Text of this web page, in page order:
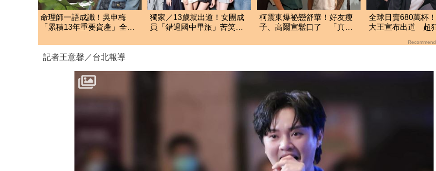
命理師一語成讖！吳申梅
「累積13年重要資產」全沒
獨家／13歲就出道！女團成
員「錯過國中畢旅」苦笑
柯震東爆祕戀舒華！好友瘦
子、高爾宣鬆口了 「真實
全球日賣680萬杯
大王宣布出道 超
記者王意馨／台北報導